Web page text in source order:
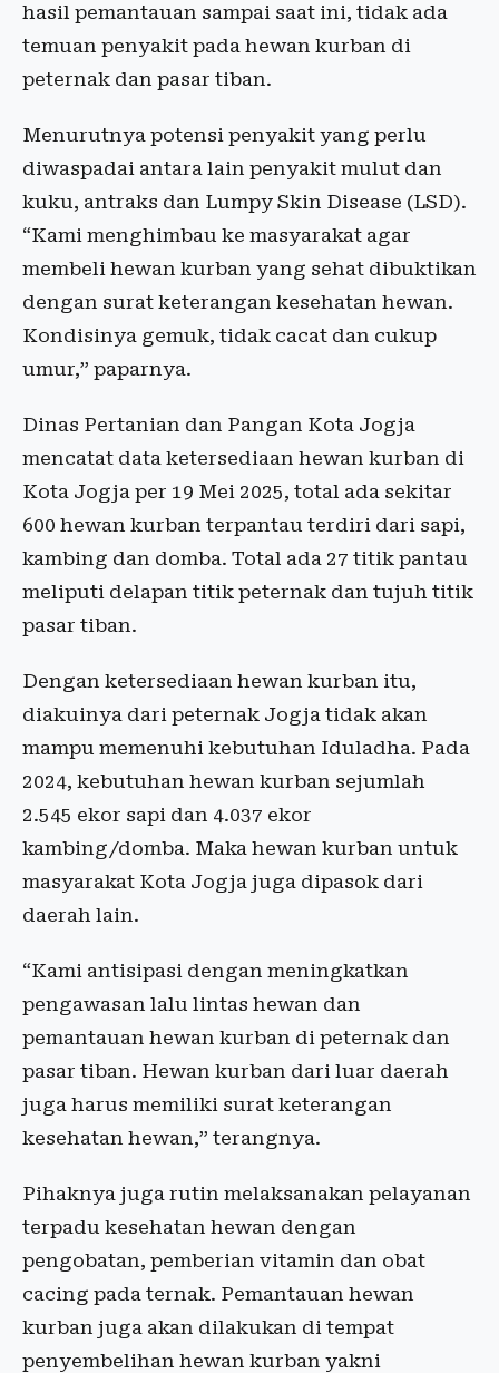
hasil pemantauan sampai saat ini, tidak ada
temuan penyakit pada hewan kurban di
peternak dan pasar tiban.
Menurutnya potensi penyakit yang perlu
diwaspadai antara lain penyakit mulut dan
kuku, antraks dan Lumpy Skin Disease (LSD).
“Kami menghimbau ke masyarakat agar
membeli hewan kurban yang sehat dibuktikan
dengan surat keterangan kesehatan hewan.
Kondisinya gemuk, tidak cacat dan cukup
umur,” paparnya.
Dinas Pertanian dan Pangan Kota Jogja
mencatat data ketersediaan hewan kurban di
Kota Jogja per 19 Mei 2025, total ada sekitar
600 hewan kurban terpantau terdiri dari sapi,
kambing dan domba. Total ada 27 titik pantau
meliputi delapan titik peternak dan tujuh titik
pasar tiban.
Dengan ketersediaan hewan kurban itu,
diakuinya dari peternak Jogja tidak akan
mampu memenuhi kebutuhan Iduladha. Pada
2024, kebutuhan hewan kurban sejumlah
2.545 ekor sapi dan 4.037 ekor
kambing/domba. Maka hewan kurban untuk
masyarakat Kota Jogja juga dipasok dari
daerah lain.
“Kami antisipasi dengan meningkatkan
pengawasan lalu lintas hewan dan
pemantauan hewan kurban di peternak dan
pasar tiban. Hewan kurban dari luar daerah
juga harus memiliki surat keterangan
kesehatan hewan,” terangnya.
Pihaknya juga rutin melaksanakan pelayanan
terpadu kesehatan hewan dengan
pengobatan, pemberian vitamin dan obat
cacing pada ternak. Pemantauan hewan
kurban juga akan dilakukan di tempat
penyembelihan hewan kurban yakni